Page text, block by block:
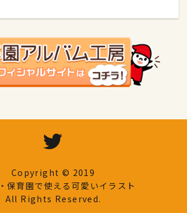
Copyright © 2019
保育園で使える可愛いイラスト
All Rights Reserved.